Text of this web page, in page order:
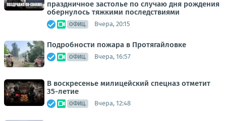
праздничное застолье по случаю дня рождения
обернулось тяжкими последствиями
ОФИЦ. Вчера, 20:15
Подробности пожара в Протягайловке
ОФИЦ. Вчера, 16:57
В воскресенье милицейский спецназ отметит
35-летие
ОФИЦ. Вчера, 12:48